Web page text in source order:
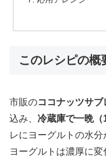
このレシピの概
市販のココナッツサブ
込み、 冷蔵庫で一晩
レにヨーグルトの水分
ヨーグルトは濃厚に